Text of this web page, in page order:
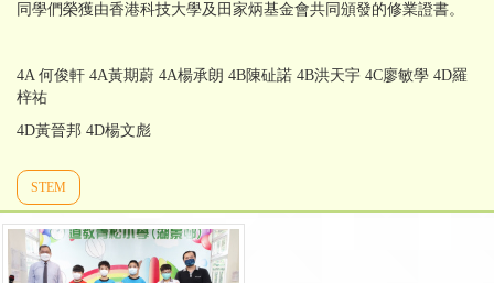
同學們榮獲由香港科技大學及田家炳基金會共同頒發的修業證書。
4A 何俊軒 4A黃期蔚 4A楊承朗 4B陳砋諾 4B洪天宇 4C廖敏學 4D羅
梓祐
4D黃晉邦 4D楊文彪
STEM